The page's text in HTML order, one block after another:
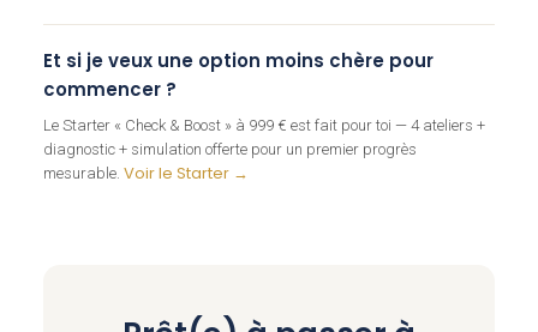
Et si je veux une option moins chère pour
commencer ?
Le Starter « Check & Boost » à 999 € est fait pour toi — 4 ateliers +
diagnostic + simulation offerte pour un premier progrès
mesurable. Voir le Starter →